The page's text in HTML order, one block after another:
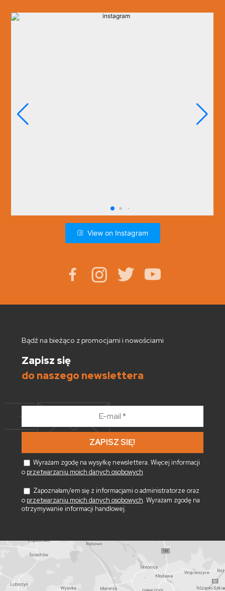
View on Instagram
Bądź na bieżąco z promocjami i nowościami
Zapisz się
do naszego newslettera
*
Wyrażam zgodę na wysyłkę newslettera. Więcej informacji
o przetwarzaniu moich danych osobowych
Zapoznałam/em się z informacjami o administratorze oraz
o przetwarzaniu moich danych osobowych. Wyrażam zgodę na
otrzymywanie informacji handlowej.